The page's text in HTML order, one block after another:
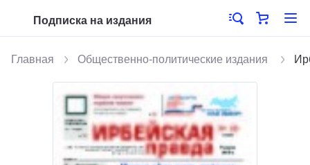
Подписка на издания
Главная Общественно-политические издания